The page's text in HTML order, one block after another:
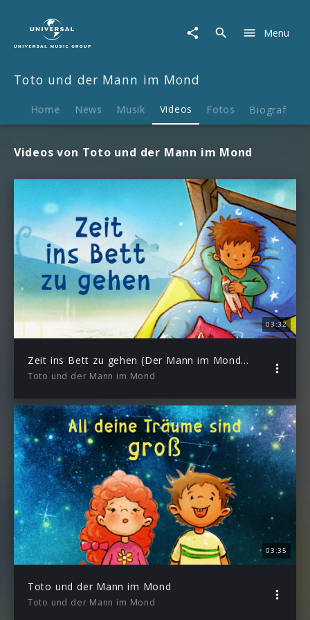
Mann
Mond
Videos
Menu
Toto und der Mann im Mond
Home News Musik Videos Fotos Biografie
Videos von Toto und der Mann im Mond
03:32
Zeit ins Bett zu gehen (Der Mann im Mond) (Lyric Video)
Toto und der Mann im Mond
03:35
Toto und der Mann im Mond
Toto und der Mann im Mond